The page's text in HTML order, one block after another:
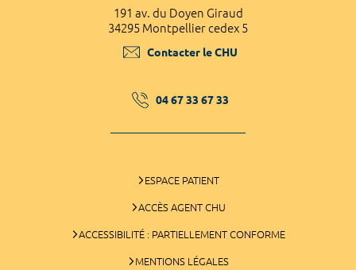
191 av. du Doyen Giraud
34295 Montpellier cedex 5
Contacter le CHU
04 67 33 67 33
ESPACE PATIENT
ACCÈS AGENT CHU
ACCESSIBILITÉ : PARTIELLEMENT CONFORME
MENTIONS LÉGALES